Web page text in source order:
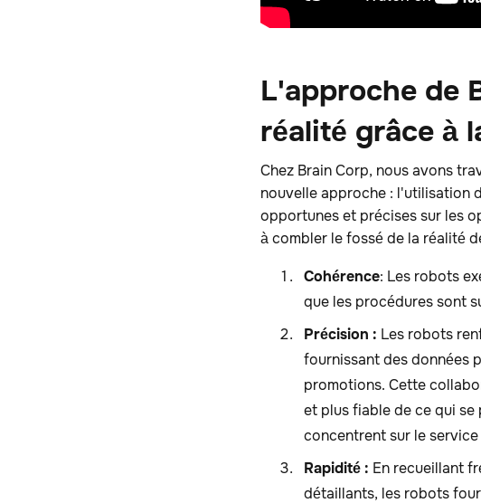
L'approche de
réalité grâce à
Chez Brain Corp, nous avons
nouvelle approche : l'utilisation
opportunes et précises sur les
à combler le fossé de la réalité
Cohérence: Les robots
que les procédures sont
Précision : Les robots
fournissant des données
promotions. Cette
et plus fiable de ce qui se
concentrent sur le
Rapidité : En recueillant
détaillants, les robots